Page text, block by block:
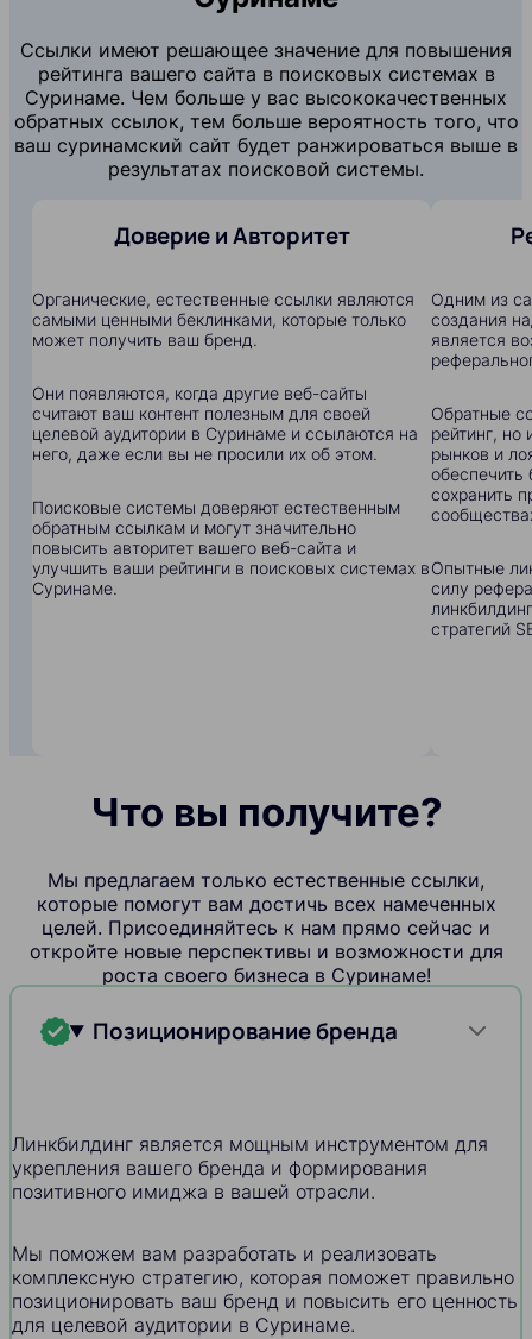
Ссылки имеют решающее значение для повышения
рейтинга вашего сайта в поисковых системах в
Суринаме. Чем больше у вас высококачественных
обратных ссылок, тем больше вероятность того, что
ваш суринамский сайт будет ранжироваться выше в
результатах поисковой системы.
Доверие и Авторитет
Органические, естественные ссылки являются
самыми ценными беклинками, которые только
может получить ваш бренд.
Они появляются, когда другие веб-сайты
считают ваш контент полезным для своей
целевой аудитории в Суринаме и ссылаются на
него, даже если вы не просили их об этом.
Поисковые системы доверяют естественным
обратным ссылкам и могут значительно
повысить авторитет вашего веб-сайта и
улучшить ваши рейтинги в поисковых системах в
Суринаме.
Одним из
создания
является
Обратные
рейтинг,
рынков и
сохранить
Опытные
силу
стратегий
Что вы получите?
Мы предлагаем только естественные ссылки,
которые помогут вам достичь всех намеченных
целей. Присоединяйтесь к нам прямо сейчас и
откройте новые перспективы и возможности для
роста своего бизнеса в Суринаме!
Позиционирование бренда
Линкбилдинг является мощным инструментом для
укрепления вашего бренда и формирования
позитивного имиджа в вашей отрасли.
Мы поможем вам разработать и реализовать
комплексную стратегию, которая поможет правильно
позиционировать ваш бренд и повысить его ценность
для целевой аудитории в Суринаме.